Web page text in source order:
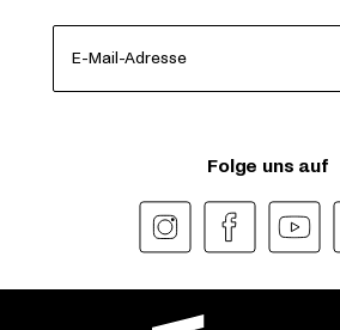
E-Mail-Adresse
Folge uns auf